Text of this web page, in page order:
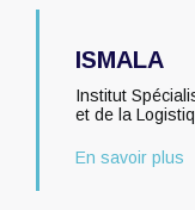
ISMALA
Institut
et de la
En savoir plus